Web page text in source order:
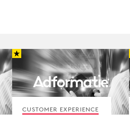
CUSTOMER EXPERIENCE